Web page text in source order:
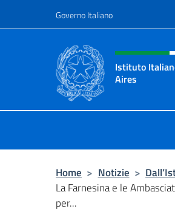
Governo Italiano
Intestazione
Istituto
Aires
Home > Notizie >
La Farnesina e le
per...